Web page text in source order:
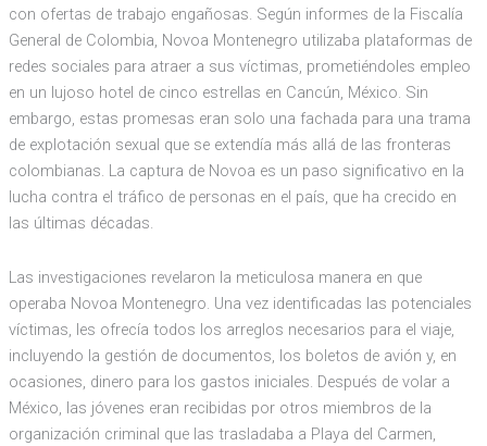
con ofertas de trabajo engañosas. Según informes de la Fiscalía
General de Colombia, Novoa Montenegro utilizaba plataformas de
redes sociales para atraer a sus víctimas, prometiéndoles empleo
en un lujoso hotel de cinco estrellas en Cancún, México. Sin
embargo, estas promesas eran solo una fachada para una trama
de explotación sexual que se extendía más allá de las fronteras
colombianas. La captura de Novoa es un paso significativo en la
lucha contra el tráfico de personas en el país, que ha crecido en
las últimas décadas.
Las investigaciones revelaron la meticulosa manera en que
operaba Novoa Montenegro. Una vez identificadas las potenciales
víctimas, les ofrecía todos los arreglos necesarios para el viaje,
incluyendo la gestión de documentos, los boletos de avión y, en
ocasiones, dinero para los gastos iniciales. Después de volar a
México, las jóvenes eran recibidas por otros miembros de la
organización criminal que las trasladaba a Playa del Carmen,